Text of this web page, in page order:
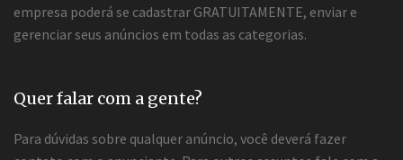
empresa poderá se cadastrar GRATUITAMENTE, enviar e
gerenciar seus anúncios em todas as categorias.
Quer falar com a gente?
Para dúvidas sobre qualquer anúncio, você deverá fazer